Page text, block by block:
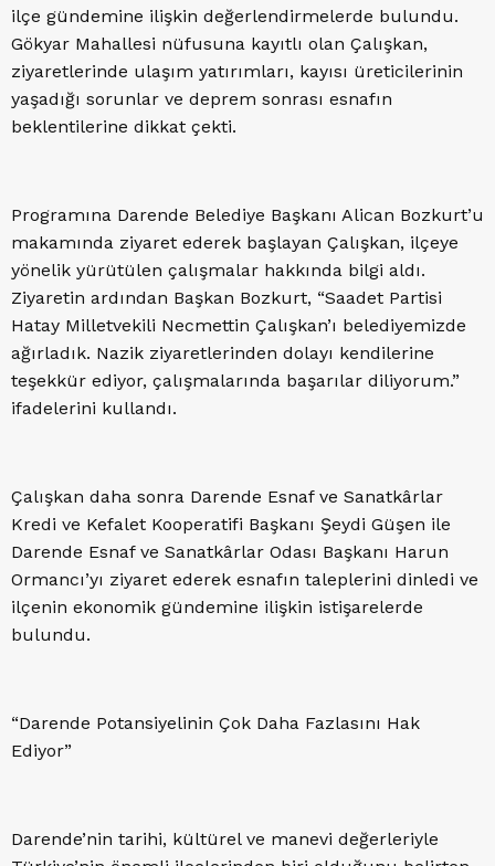
ilçe gündemine ilişkin değerlendirmelerde bulundu.
Gökyar Mahallesi nüfusuna kayıtlı olan Çalışkan,
ziyaretlerinde ulaşım yatırımları, kayısı üreticilerinin
yaşadığı sorunlar ve deprem sonrası esnafın
beklentilerine dikkat çekti.
Programına Darende Belediye Başkanı Alican Bozkurt’u
makamında ziyaret ederek başlayan Çalışkan, ilçeye
yönelik yürütülen çalışmalar hakkında bilgi aldı.
Ziyaretin ardından Başkan Bozkurt, “Saadet Partisi
Hatay Milletvekili Necmettin Çalışkan’ı belediyemizde
ağırladık. Nazik ziyaretlerinden dolayı kendilerine
teşekkür ediyor, çalışmalarında başarılar diliyorum.”
ifadelerini kullandı.
Çalışkan daha sonra Darende Esnaf ve Sanatkârlar
Kredi ve Kefalet Kooperatifi Başkanı Şeydi Güşen ile
Darende Esnaf ve Sanatkârlar Odası Başkanı Harun
Ormancı’yı ziyaret ederek esnafın taleplerini dinledi ve
ilçenin ekonomik gündemine ilişkin istişarelerde
bulundu.
“Darende Potansiyelinin Çok Daha Fazlasını Hak
Ediyor”
Darende’nin tarihi, kültürel ve manevi değerleriyle